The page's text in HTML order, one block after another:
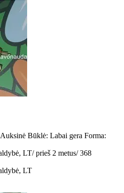
Būklė: Labai gera Forma:
LT/ prieš 2 metus/ 368
LT